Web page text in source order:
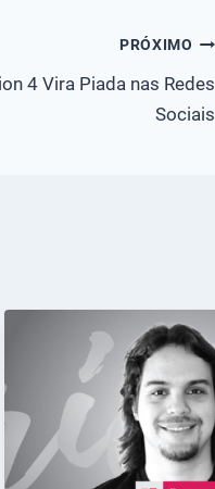
PRÓXIMO
4 Vira Piada nas Redes
Sociais